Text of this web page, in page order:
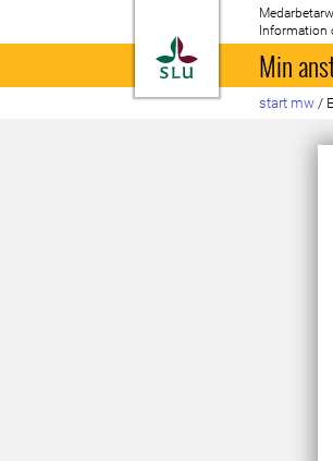
Till startsida
Information
Min
start mw /